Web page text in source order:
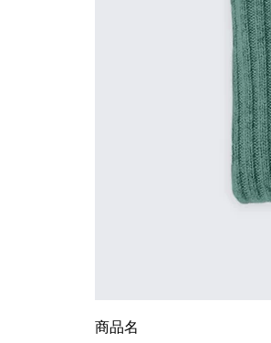
商品名